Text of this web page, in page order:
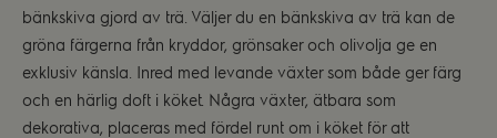
bänkskiva gjord av trä. Väljer du en bänkskiva av trä kan de
gröna färgerna från kryddor, grönsaker och olivolja ge en
exklusiv känsla. Inred med levande växter som både ger färg
och en härlig doft i köket. Några växter, ätbara som
dekorativa, placeras med fördel runt om i köket för att